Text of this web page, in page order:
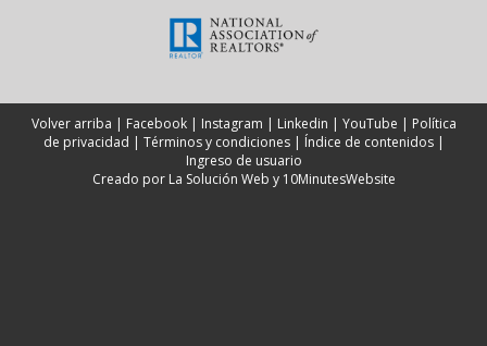
Volver arriba | Facebook| Instagram | Linkedin | YouTube | Política
de privacidad | Términos y condiciones| Índice de contenidos|
Ingreso de usuario
Creado por La Solución Web y 10MinutesWebsite